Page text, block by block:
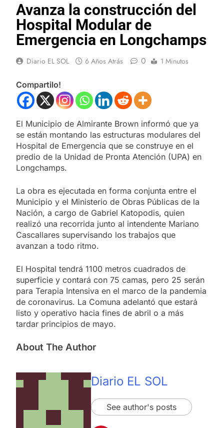
Avanza la construcción del
Hospital Modular de
Emergencia en Longchamps
Diario EL SOL 6 Años Atrás 0 1 Minutos
Compartilo!
El Municipio de Almirante Brown informó que ya
se están montando las estructuras modulares del
Hospital de Emergencia que se construye en el
predio de la Unidad de Pronta Atención (UPA) en
Longchamps.
La obra es ejecutada en forma conjunta entre el
Municipio y el Ministerio de Obras Públicas de la
Nación, a cargo de Gabriel Katopodis, quien
realizó una recorrida junto al intendente Mariano
Cascallares supervisando los trabajos que
avanzan a todo ritmo.
El Hospital tendrá 1100 metros cuadrados de
superficie y contará con 75 camas, pero 25 serán
para Terapia Intensiva en el marco de la pandemia
de coronavirus. La Comuna adelantó que estará
listo y operativo hacia fines de abril o a más
tardar principios de mayo.
About The Author
Diario EL SOL
See author's posts